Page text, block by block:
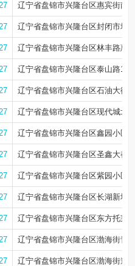
辽宁省盘锦市兴隆台区惠宾街南
辽宁省盘锦市兴隆台区封闭市场
辽宁省盘锦市兴隆台区林丰路惠
辽宁省盘锦市兴隆台区泰山路159
辽宁省盘锦市兴隆台区石油大街
辽宁省盘锦市兴隆台区现代城北
辽宁省盘锦市兴隆台区鑫园小区
辽宁省盘锦市兴隆台区圣鑫大都
辽宁省盘锦市兴隆台区紫园小区
辽宁省盘锦市兴隆台区长湖新城1
辽宁省盘锦市兴隆台区东方托莱
辽宁省盘锦市兴隆台区渤海街青
辽宁省盘锦市兴隆台区渤海街道